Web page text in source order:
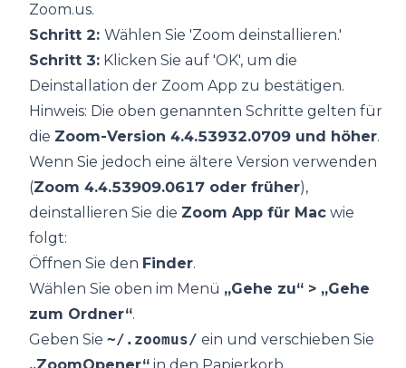
Zoom.us.
Schritt 2: Wählen Sie 'Zoom deinstallieren.'
Schritt 3: Klicken Sie auf 'OK', um die
Deinstallation der Zoom App zu bestätigen.
Hinweis: Die oben genannten Schritte gelten für
die Zoom-Version 4.4.53932.0709 und höher.
Wenn Sie jedoch eine ältere Version verwenden
(Zoom 4.4.53909.0617 oder früher),
deinstallieren Sie die Zoom App für Mac wie
folgt:
Öffnen Sie den Finder.
Wählen Sie oben im Menü „Gehe zu“ > „Gehe
zum Ordner“.
Geben Sie ~/.zoomus/ ein und verschieben Sie